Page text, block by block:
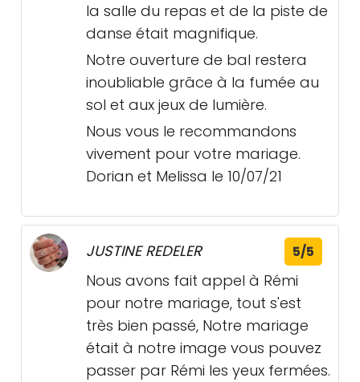
la salle du repas et de la piste de
danse était magnifique.
Notre ouverture de bal restera
inoubliable grâce à la fumée au
sol et aux jeux de lumière.
Nous vous le recommandons
vivement pour votre mariage.
Dorian et Melissa le 10/07/21
JUSTINE REDELER 5/5
Nous avons fait appel à Rémi
pour notre mariage, tout s'est
très bien passé, Notre mariage
était à notre image vous pouvez
passer par Rémi les yeux fermées.